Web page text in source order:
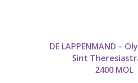
DE LAPPENMAND –
Sint
2400 MOL